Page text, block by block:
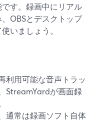
す。録画中にリアル
OBSとデスクトップ
いましょう。
利用可能な音声トラッ
StreamYardが画面録
通常は録画ソフト自体